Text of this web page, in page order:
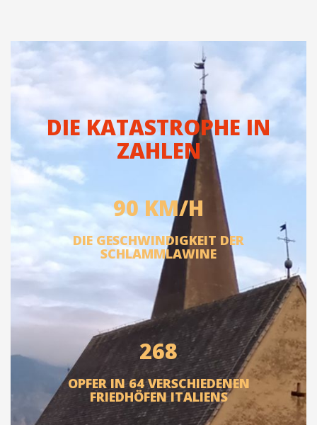
DIE KATASTROPHE IN
ZAHLEN
90 KM/H
DIE GESCHWINDIGKEIT DER
SCHLAMMLAWINE
268
OPFER IN 64 VERSCHIEDENEN
FRIEDHÖFEN ITALIENS